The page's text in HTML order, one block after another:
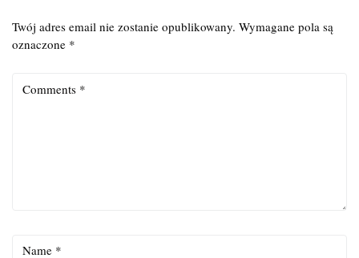
Twój adres email nie zostanie opublikowany. Wymagane pola są
oznaczone *